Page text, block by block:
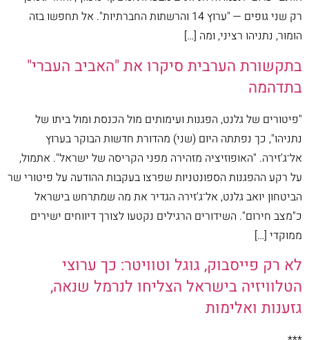
רק שני גופים — "ערוץ 14 והרשתות החברתיות". אל תחפשו בזה
הומור, נתניהו רציני, ומה […]
בתקשורת הערבית סיקרו את "האביב העברי"
בתדהמה
"פיטורים של גלנט, הפגנות ועימותים מול הכנסת ומול ביתו של
נתניהו", כך נפתתה היום (שני) מהדורת חדשות הבוקר בערוץ
אל־ג'זירה. "האופוזיציה מזהירה מפני הקריסה של ישראל". אתמול,
על רקע ההפגנות הספונטניות שפרצו בעקבות ההודעה על פיטורי שר
הביטחון יואב גלנט, אל־ג'זירה הגדיר את מה שמתרחש בישראל
כ"מצב חירום". השידורים הרגילים נקטעו לצורך דיווחים ישירים
ממוקדי […]
לא רק פייסבוק, גוגל וטוויטר: כך ערוצי
הטלוויזיה בישראל הצליחו לנרמל שנאה,
גזענות ואלימות